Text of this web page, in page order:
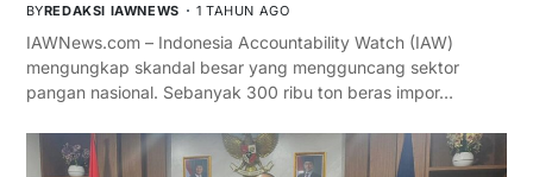
BYREDAKSI IAWNEWS 1 TAHUN AGO
IAWNews.com – Indonesia Accountability Watch (IAW)
mengungkap skandal besar yang mengguncang sektor
pangan nasional. Sebanyak 300 ribu ton beras impor…